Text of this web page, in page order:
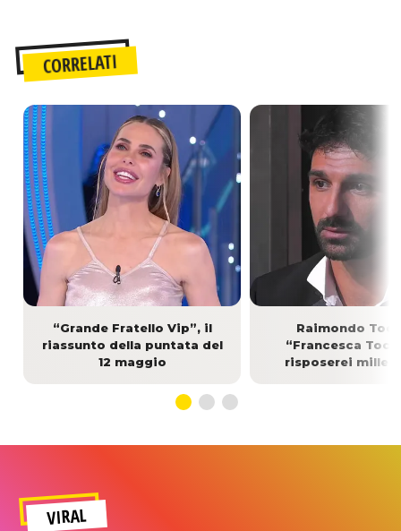
CORRELATI
“Grande Fratello Vip”, il
riassunto della puntata del
12 maggio
Raimondo
“Francesca
risposerei mille
VIRAL